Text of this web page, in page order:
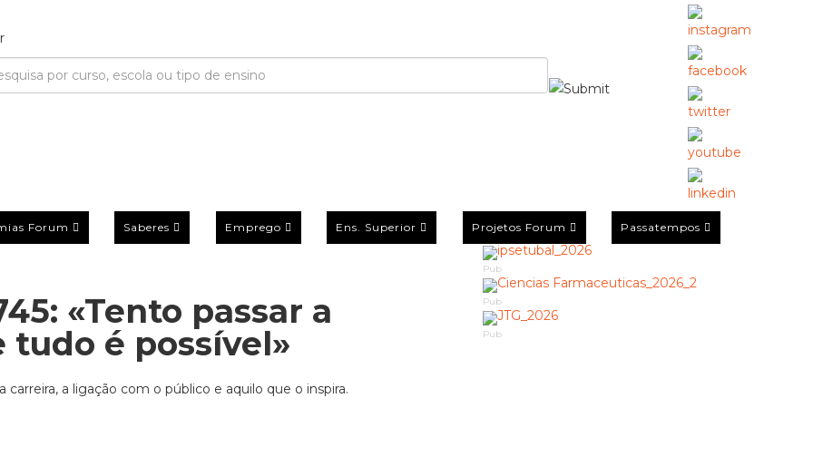
Forum Saberes Emprego Ens. Superior Projetos Forum Passatempos
«Tento passar a
tudo é possível»
a ligação com o público e aquilo que o inspira.
Pub
Pub
Pub